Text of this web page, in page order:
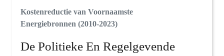
Kostenreductie van Voornaamste
Energiebronnen (2010-2023)
De Politieke En Regelgevende